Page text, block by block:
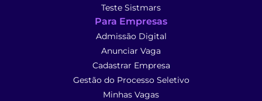
Teste Sistmars
Para Empresas
Admissão Digital
Anunciar Vaga
Cadastrar Empresa
Gestão do Processo Seletivo
Minhas Vagas